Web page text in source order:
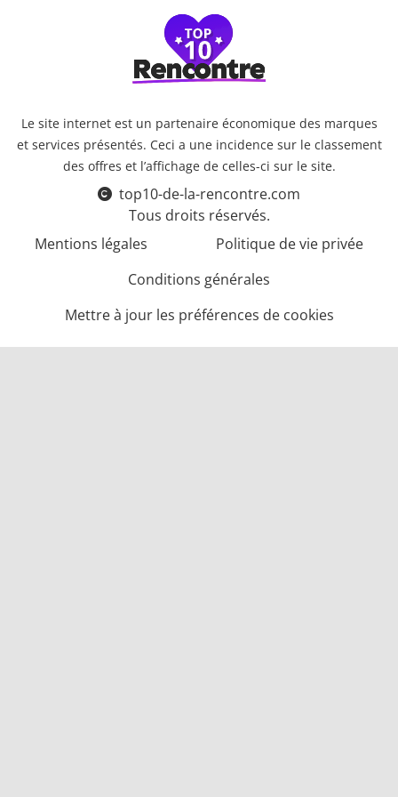
Le site internet est un partenaire économique des marques
et services présentés. Ceci a une incidence sur le classement
des offres et l’affichage de celles-ci sur le site.
top10-de-la-rencontre.com
Tous droits réservés.
Mentions légales
Politique de vie privée
Conditions générales
Mettre à jour les préférences de cookies